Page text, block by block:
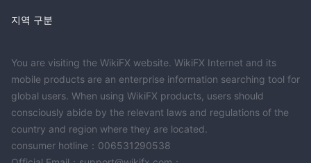
지역 구분
You are visiting the WikiFX website. WikiFX Internet and its
mobile products are an enterprise information searching tool for
global users. When using WikiFX products, users should
consciously abide by the relevant laws and regulations of the
country and region where they are located.
consumer hotline：006531290538